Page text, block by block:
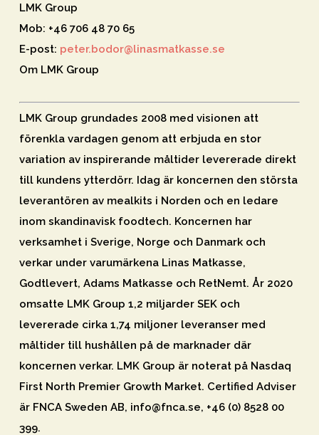
LMK Group
Mob: +46 706 48 70 65
E-post: peter.bodor@linasmatkasse.se
Om LMK Group
LMK Group grundades 2008 med visionen att
förenkla vardagen genom att erbjuda en stor
variation av inspirerande måltider levererade direkt
till kundens ytterdörr. Idag är koncernen den största
leverantören av mealkits i Norden och en ledare
inom skandinavisk foodtech. Koncernen har
verksamhet i Sverige, Norge och Danmark och
verkar under varumärkena Linas Matkasse,
Godtlevert, Adams Matkasse och RetNemt. År 2020
omsatte LMK Group 1,2 miljarder SEK och
levererade cirka 1,74 miljoner leveranser med
måltider till hushållen på de marknader där
koncernen verkar. LMK Group är noterat på Nasdaq
First North Premier Growth Market. Certified Adviser
är FNCA Sweden AB, info@fnca.se, +46 (0) 8528 00
399.